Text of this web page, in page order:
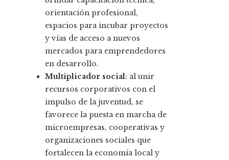
orientación profesional,
espacios para incubar proyectos
y vías de acceso a nuevos
mercados para emprendedores
en desarrollo.
Multiplicador social: al unir
recursos corporativos con el
impulso de la juventud, se
favorece la puesta en marcha de
microempresas, cooperativas y
organizaciones sociales que
fortalecen la economía local y